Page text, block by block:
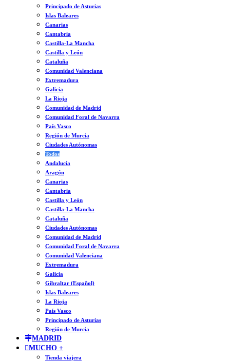
Principado de Asturias
Islas Baleares
Canarias
Cantabria
Castilla-La Mancha
Castilla y León
Cataluña
Comunidad Valenciana
Extremadura
Galicia
La Rioja
Comunidad de Madrid
Comunidad Foral de Navarra
País Vasco
Región de Murcia
Ciudades Autónomas
Todos
Andalucía
Aragón
Canarias
Cantabria
Castilla y León
Castilla-La Mancha
Cataluña
Ciudades Autónomas
Comunidad de Madrid
Comunidad Foral de Navarra
Comunidad Valenciana
Extremadura
Galicia
Gibraltar (Español)
Islas Baleares
La Rioja
País Vasco
Principado de Asturias
Región de Murcia
MADRID
MUCHO +
Tienda viajera